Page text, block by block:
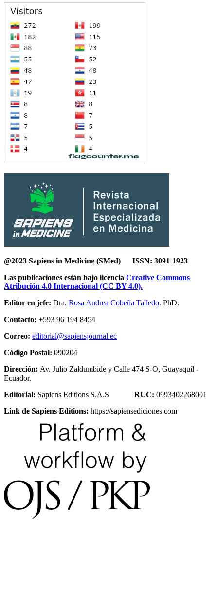
@2023 Sapiens in Medicine (SMed) ISSN: 3091-1923
Las publicaciones están bajo licencia Creative Commons
Atribución 4.0 Internacional (CC BY 4.0).
Editor en jefe: Dra. Rosa Andrea Cobeña Talledo. PhD.
Contacto: +593 96 194 8454
Correo: editorial@sapiensjournal.ec
Código Postal: 090204
Dirección: Av. Julio Zaldumbide y Calle 474 S-O, Guayaquil -
Ecuador.
Editorial: Sapiens Editions S.A.S RUC: 0993402268001
Link de Sapiens Editions: https://sapiensediciones.com